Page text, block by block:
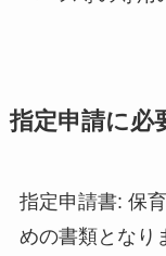
指定申請に必
指定申請書: 保
めの書類となり